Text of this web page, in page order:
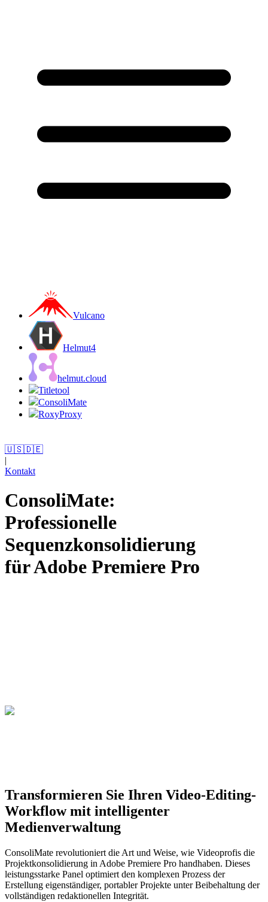
Vulcano
Helmut4
helmut.cloud
Titletool
ConsoliMate
RoxyProxy
🇺🇸🇩🇪
|
Kontakt
ConsoliMate:
Professionelle
Sequenzkonsolidierung
für Adobe Premiere Pro
Transformieren Sie Ihren Video-Editing-
Workflow mit intelligenter
Medienverwaltung
ConsoliMate revolutioniert die Art und Weise, wie Videoprofis die
Projektkonsolidierung in Adobe Premiere Pro handhaben. Dieses
leistungsstarke Panel optimiert den komplexen Prozess der
Erstellung eigenständiger, portabler Projekte unter Beibehaltung der
vollständigen redaktionellen Integrität.